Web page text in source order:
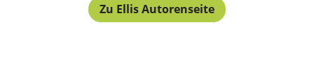
Zu Ellis Autorenseite